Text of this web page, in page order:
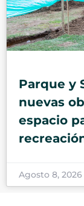
Parque y
nuevas
espacio
Agosto 8, 2026